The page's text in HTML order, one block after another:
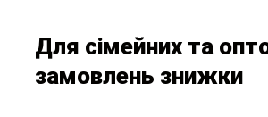
Для сімейних та
замовлень знижки